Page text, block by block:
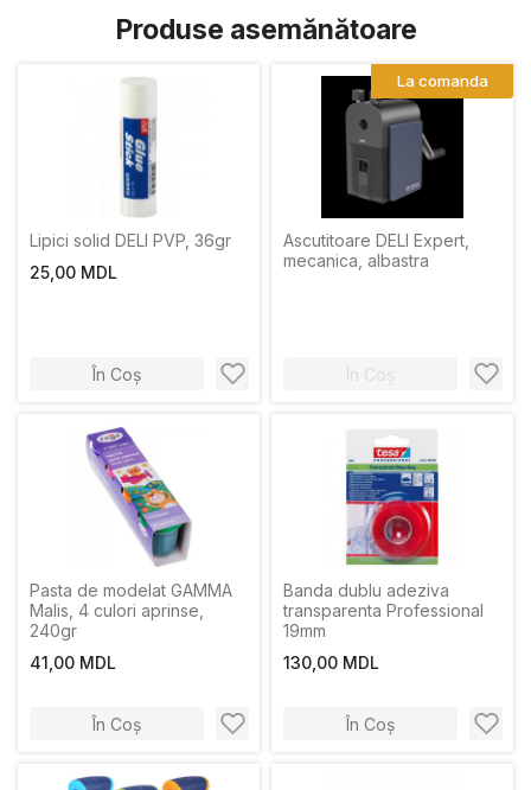
Produse asemănătoare
Lipici solid DELI PVP, 36gr
25,00 MDL
În Coș
Ascutitoare DELI Expert,
mecanica, albastra
În Coș
La comanda
Pasta de modelat GAMMA
Malis, 4 culori aprinse,
240gr
41,00 MDL
În Coș
Banda dublu adeziva
transparenta Professional
19mm
130,00 MDL
În Coș